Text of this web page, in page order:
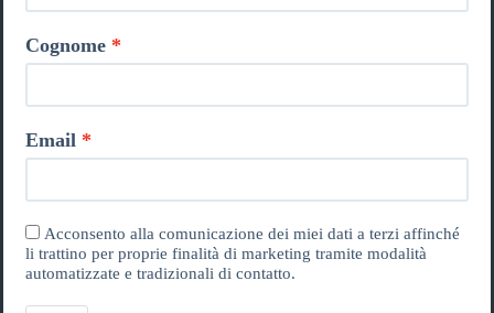
Cognome
Email
Acconsento alla comunicazione dei miei dati a terzi affinché
li trattino per proprie finalità di marketing tramite modalità
automatizzate e tradizionali di contatto.